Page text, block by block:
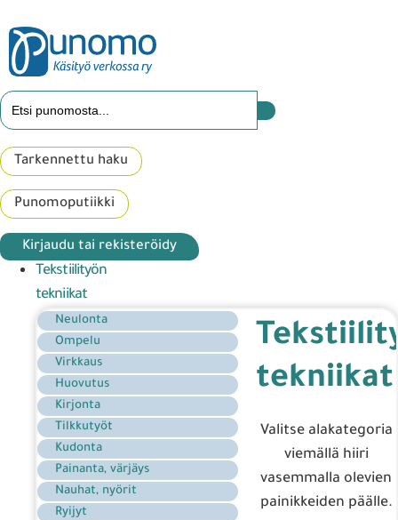
Tarkennettu haku
Punomoputiikki
Kirjaudu tai rekisteröidy
Tekstiilityön
tekniikat
Neulonta
Ompelu
Virkkaus
Huovutus
Kirjonta
Tilkkutyöt
Kudonta
Painanta, värjäys
Nauhat, nyörit
Ryijyt
tekniikat
Valitse alakategoria
viemällä hiiri
vasemmalla olevien
painikkeiden päälle.